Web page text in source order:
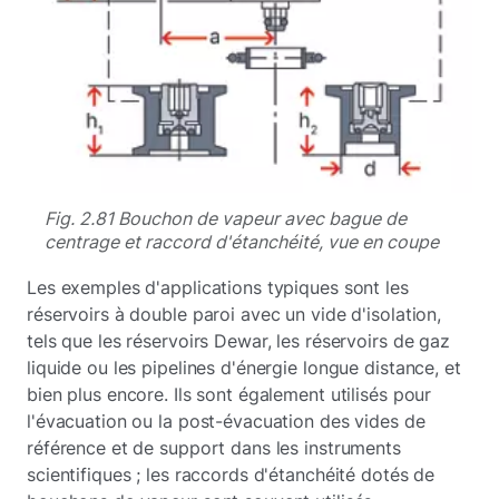
Fig. 2.81 Bouchon de vapeur avec bague de
centrage et raccord d'étanchéité, vue en coupe
Les exemples d'applications typiques sont les
réservoirs à double paroi avec un vide d'isolation,
tels que les réservoirs Dewar, les réservoirs de gaz
liquide ou les pipelines d'énergie longue distance, et
bien plus encore. Ils sont également utilisés pour
l'évacuation ou la post-évacuation des vides de
référence et de support dans les instruments
scientifiques ; les raccords d'étanchéité dotés de